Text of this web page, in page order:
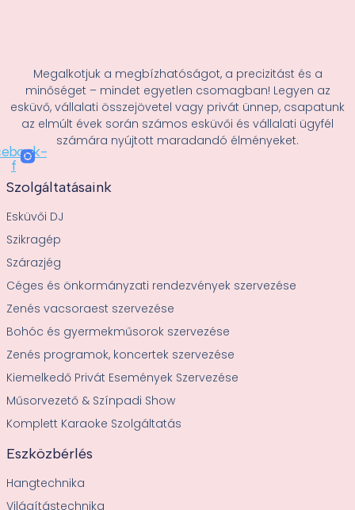
Megalkotjuk a megbízhatóságot, a precizitást és a
minőséget – mindet egyetlen csomagban! Legyen az
esküvő, vállalati összejövetel vagy privát ünnep, csapatunk
az elmúlt évek során számos esküvői és vállalati ügyfél
számára nyújtott maradandó élményeket.
f
Szolgáltatásaink
Esküvői DJ
Szikragép
Szárazjég
Céges és önkormányzati rendezvények szervezése
Zenés vacsoraest szervezése
Bohóc és gyermekműsorok szervezése
Zenés programok, koncertek szervezése
Kiemelkedő Privát Események Szervezése
Műsorvezető & Színpadi Show
Komplett Karaoke Szolgáltatás
Eszközbérlés
Hangtechnika
Világítástechnika